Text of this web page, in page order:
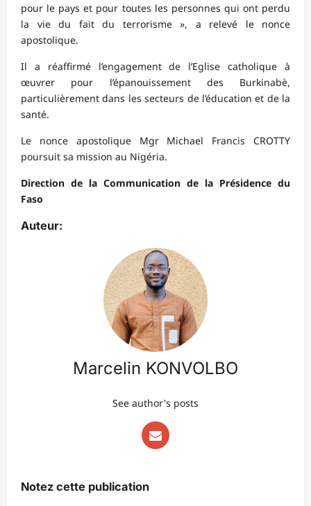
pour le pays et pour toutes les personnes qui ont perdu
la vie du fait du terrorisme », a relevé le nonce
apostolique.
Il a réaffirmé l’engagement de l’Eglise catholique à
œuvrer pour l’épanouissement des Burkinabè,
particulièrement dans les secteurs de l’éducation et de la
santé.
Le nonce apostolique Mgr Michael Francis CROTTY
poursuit sa mission au Nigéria.
Direction de la Communication de la Présidence du
Faso
Auteur:
Marcelin KONVOLBO
See author's posts
Notez cette publication